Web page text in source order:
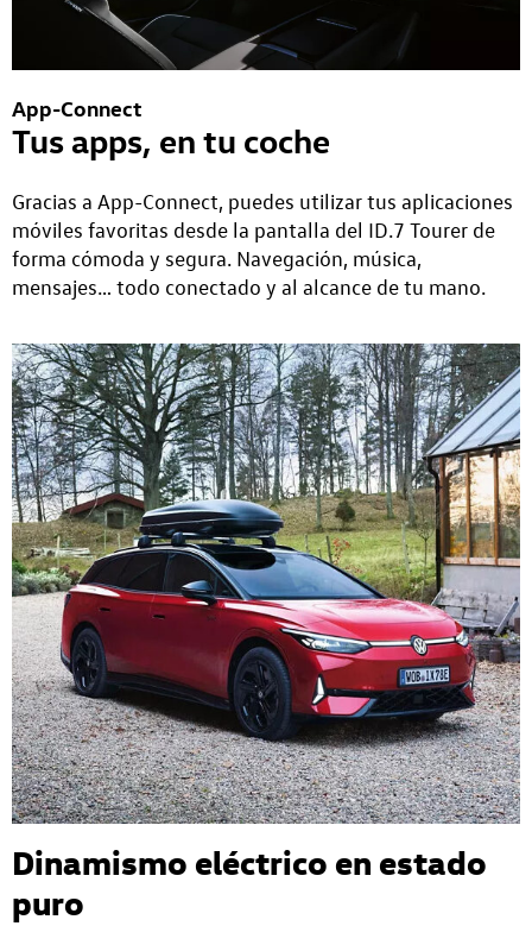
App-Connect
Tus apps, en tu coche
Gracias a App-Connect, puedes utilizar tus aplicaciones
móviles favoritas desde la pantalla del ID.7 Tourer de
forma cómoda y segura. Navegación, música,
mensajes… todo conectado y al alcance de tu mano.
Dinamismo eléctrico en estado
puro